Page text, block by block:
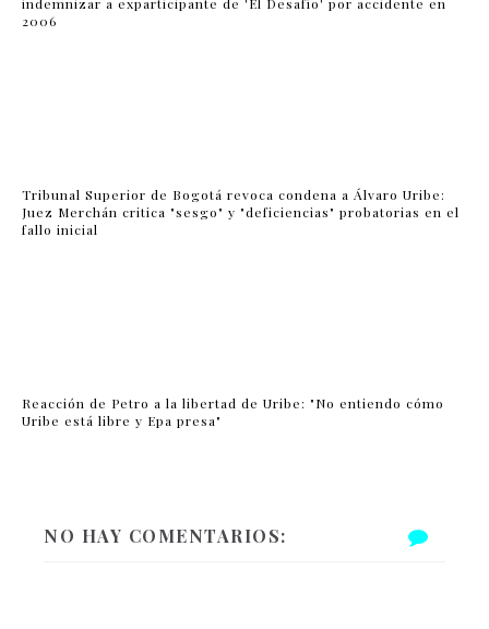
2006
Tribunal Superior de Bogotá revoca condena a Álvaro Uribe:
Juez Merchán critica "sesgo" y "deficiencias" probatorias en el
fallo inicial
Reacción de Petro a la libertad de Uribe: "No entiendo cómo
Uribe está libre y Epa presa"
NO HAY COMENTARIOS: